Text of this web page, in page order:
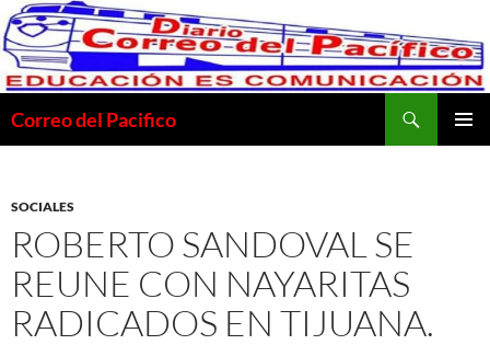
Saltar
al
contenido
Correo del Pacifico
SOCIALES
ROBERTO SANDOVAL SE
REUNE CON NAYARITAS
RADICADOS EN TIJUANA.